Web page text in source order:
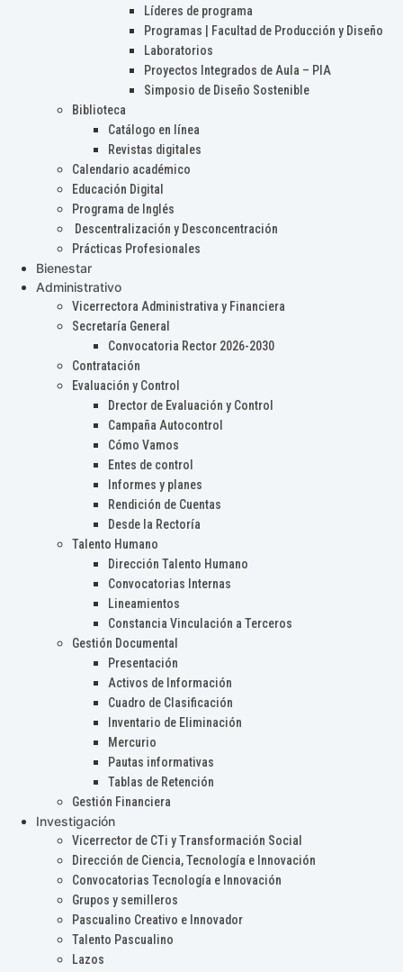
Líderes de programa
Programas | Facultad de Producción y Diseño
Laboratorios
Proyectos Integrados de Aula – PIA
Simposio de Diseño Sostenible
Biblioteca
Catálogo en línea
Revistas digitales
Calendario académico
Educación Digital
Programa de Inglés
Descentralización y Desconcentración
Prácticas Profesionales
Bienestar
Administrativo
Vicerrectora Administrativa y Financiera
Secretaría General
Convocatoria Rector 2026-2030
Contratación
Evaluación y Control
Drector de Evaluación y Control
Campaña Autocontrol
Cómo Vamos
Entes de control
Informes y planes
Rendición de Cuentas
Desde la Rectoría
Talento Humano
Dirección Talento Humano
Convocatorias Internas
Lineamientos
Constancia Vinculación a Terceros
Gestión Documental
Presentación
Activos de Información
Cuadro de Clasificación
Inventario de Eliminación
Mercurio
Pautas informativas
Tablas de Retención
Gestión Financiera
Investigación
Vicerrector de CTi y Transformación Social
Dirección de Ciencia, Tecnología e Innovación
Convocatorias Tecnología e Innovación
Grupos y semilleros
Pascualino Creativo e Innovador
Talento Pascualino
Lazos